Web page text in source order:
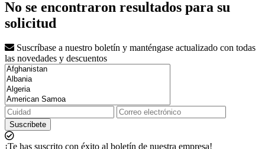
No se encontraron resultados para su
solicitud
Suscríbase a nuestro boletín y manténgase actualizado con todas
las novedades y descuentos
Suscribete
¡Te has suscrito con éxito al boletín de nuestra empresa!